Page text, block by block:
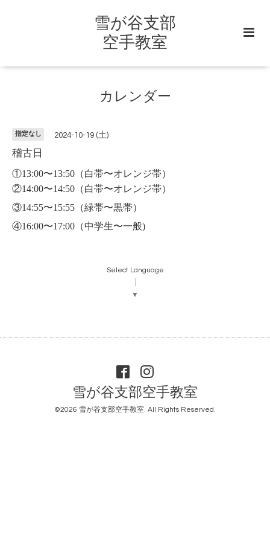
雪が谷支部
空手教室
カレンダー
指定なし 2024-10-19 (土)
稽古日
①13:00〜13:50 （白帯〜オレンジ帯）
②14:00〜14:50（白帯〜オレンジ帯）
③14:55〜15:55（緑帯〜黒帯）
④16:00〜17:00（中学生〜一般)
Select Language
▼
雪が谷支部空手教室
©2026 雪が谷支部空手教室. All Rights Reserved.